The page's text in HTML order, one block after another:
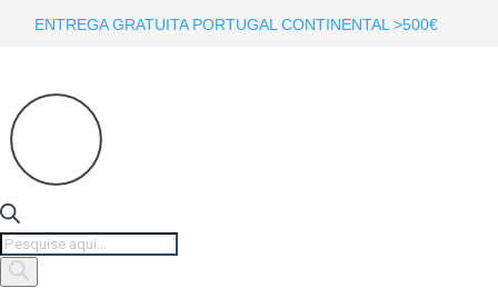
ENTREGA GRATUITA PORTUGAL CONTINENTAL >500€
Products
search